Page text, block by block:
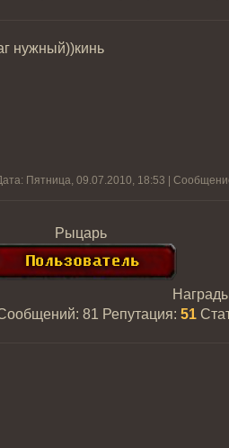
нужный))кинь
Пятница, 09.07.2010, 18:53 |
Рыцарь
81 Репутация: 51